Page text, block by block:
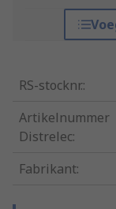
RS-stocknr.:
Artikelnummer
Distrelec:
Fabrikant: